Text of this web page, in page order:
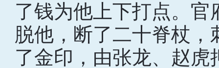
了钱为他上下打点。
脱他，断了二十脊杖
了金印，由张龙、赵